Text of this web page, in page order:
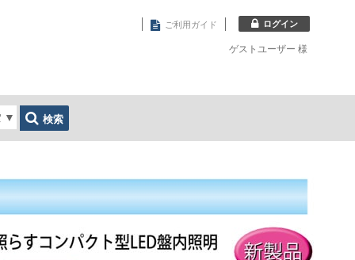
ご利用ガイド ログイン
ゲストユーザー 様
▼ 検索